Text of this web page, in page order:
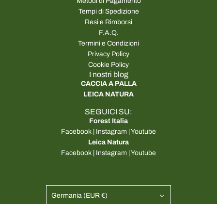
Tempi di Spedizione
Resi e Rimborsi
F.A.Q.
Termini e Condizioni
Privacy Policy
Cookie Policy
I nostri blog
CACCIA A PALLA
LEICA NATURA
SEGUICI SU:
Forest Italia
Facebook | Instagram |Youtube
Leica Natura
Facebook | Instagram |Youtube
Germania (EUR €)